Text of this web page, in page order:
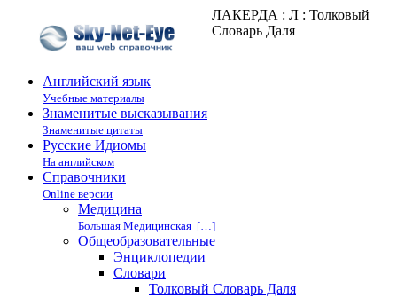
ЛАКЕРДА : Л : Толковый
Словарь Даля
Английский язык
Учебные материалы
Знаменитые высказывания
Знаменитые цитаты
Русские Идиомы
На английском
Справочники
Online версии
Медицина
Большая Медицинская […]
Общеобразовательные
Энциклопедии
Cловари
Толковый Словарь Даля